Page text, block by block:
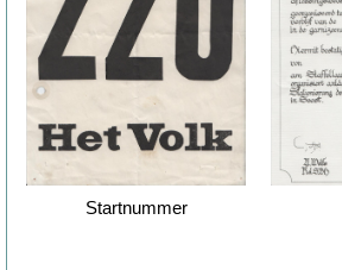
Startnummer